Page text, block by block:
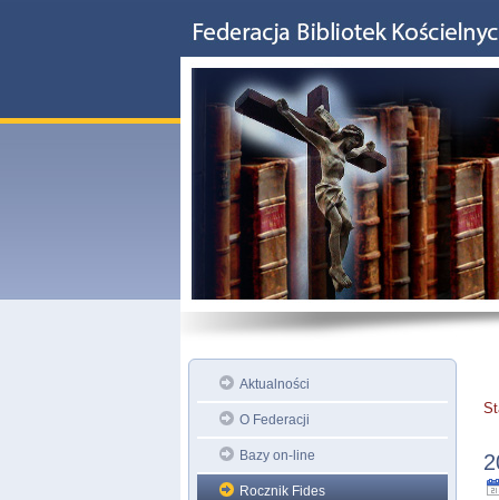
Aktualności
O Federacji
Bazy on-line
Rocznik Fides